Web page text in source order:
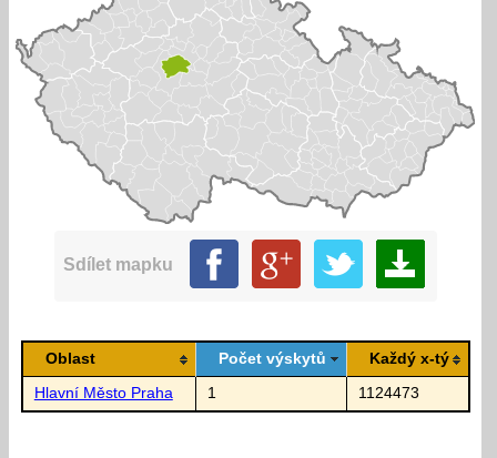
Sdílet mapku
Oblast Počet výskytů Každý x-tý
Hlavní Město Praha 1 1124473